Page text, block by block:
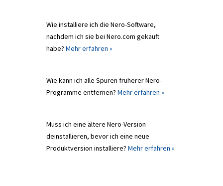
Wie installiere ich die Nero-Software,
nachdem ich sie bei Nero.com gekauft
habe? Mehr erfahren »
Wie kann ich alle Spuren früherer Nero-
Programme entfernen? Mehr erfahren »
Muss ich eine ältere Nero-Version
deinstallieren, bevor ich eine neue
Produktversion installiere? Mehr erfahren »